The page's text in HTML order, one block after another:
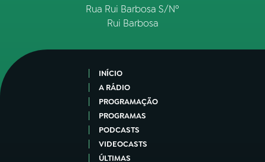
Rua Rui Barbosa S/Nº
Rui Barbosa
INÍCIO
A RÁDIO
PROGRAMAÇÃO
PROGRAMAS
PODCASTS
VIDEOCASTS
ÚLTIMAS